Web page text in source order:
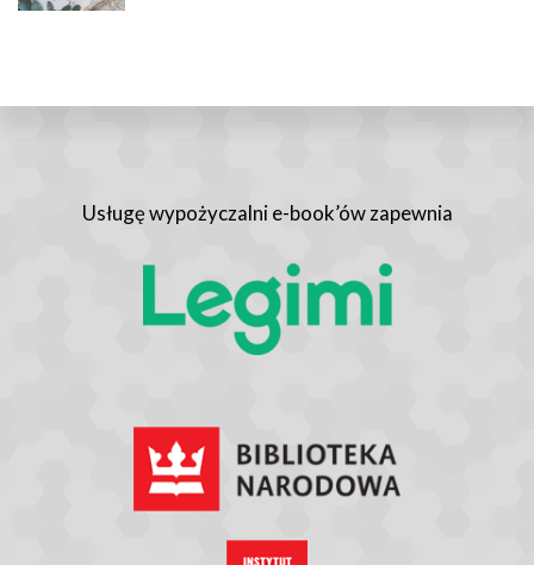
Usługę wypożyczalni e-book’ów zapewnia